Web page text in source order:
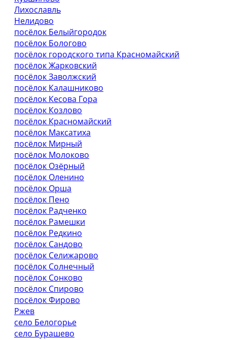
Лихославль
Нелидово
посёлок Белыйгородок
посёлок Бологово
посёлок городского типа Красномайский
посёлок Жарковский
посёлок Заволжский
посёлок Калашниково
посёлок Кесова Гора
посёлок Козлово
посёлок Красномайский
посёлок Максатиха
посёлок Мирный
посёлок Молоково
посёлок Озёрный
посёлок Оленино
посёлок Орша
посёлок Пено
посёлок Радченко
посёлок Рамешки
посёлок Редкино
посёлок Сандово
посёлок Селижарово
посёлок Солнечный
посёлок Сонково
посёлок Спирово
посёлок Фирово
Ржев
село Белогорье
село Бурашево